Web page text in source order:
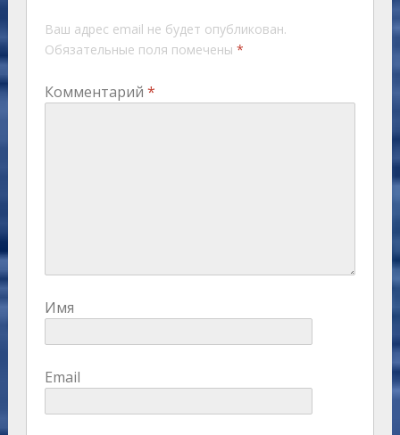
Ваш адрес email не будет опубликован.
Обязательные поля помечены *
Комментарий *
Имя
Email